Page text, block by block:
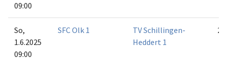
09:00
So,
1.6.2025
09:00
SFC Olk 1
TV Schillingen-
Heddert 1
2:4